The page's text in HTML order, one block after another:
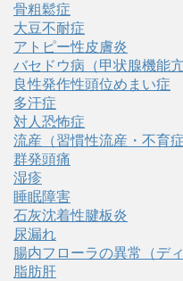
骨粗鬆症
大豆不耐症
アトピー性皮膚炎
バセドウ病（甲状腺機能亢
良性発作性頭位めまい症
多汗症
対人恐怖症
流産（習慣性流産・不育症
群発頭痛
湿疹
睡眠障害
石灰沈着性腱板炎
尿漏れ
腸内フローラの異常（デ
脂肪肝